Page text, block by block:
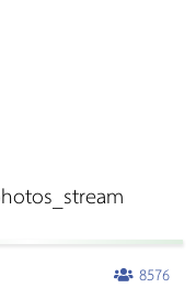
8576